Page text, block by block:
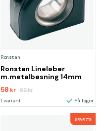
Ronstan
Ronstan Lineløber
m.metalbøsning 14mm
58 kr 62kr
1 variant På lager
SPAR 7%